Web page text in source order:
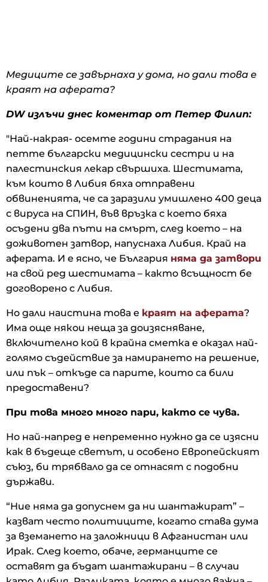
Медиците се завърнаха у дома, но дали това е
краят на аферата?
DW излъчи днес коментар от Петер Филип:
"Най-накрая- осемте години страдания на
петте български медицински сестри и на
палестинския лекар свършиха. Шестимата,
към които в Либия бяха отправени
обвиненията, че са заразили умишлено 400 деца
с вируса на СПИН, във връзка с което бяха
осъдени два пъти на смърт, след което – на
доживотен затвор, напуснаха Либия. Край на
аферата. И е ясно, че България няма да затвори
на свой ред шестимата – както всъщност бе
договорено с Либия.
Но дали наистина това е краят на аферата?
Има още някои неща за доизясняване,
включително кой в крайна сметка е оказал най-
голямо съдействие за намирането на решение,
или пък – откъде са парите, които са били
предоставени?
При това много много пари, както се чува.
Но най-напред е непременно нужно да се изясни
как в бъдеще светът, и особено Европейският
съюз, би трябвало да се отнасят с подобни
държави.
“Ние няма да допуснем да ни шантажират” –
казват често политиците, когато става дума
за вземането на заложници в Афганистан или
Ирак. След което, обаче, германците се
оставят да бъдат шантажирани – в случаи